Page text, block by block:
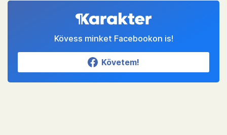
Kövess minket Facebookon is!
Követem!